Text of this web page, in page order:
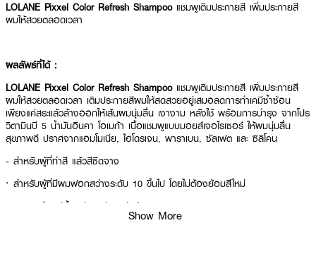
LOLANE Pixxel Color Refresh Shampoo แชมพูเติมประกายสี เพิ่มประกายสี
ผมให้สวยตลอดเวลา
ผลลัพธ์ที่ได้ :
LOLANE Pixxel Color Refresh Shampoo แชมพูเติมประกายสี เพิ่มประกายสี
ผมให้สวยตลอดเวลา เติมประกายสีผมให้สดสวยอยู่เสมอลดการทำเคมีซ้ำซ้อน
เพียงแค่สระแล้วล้างออกให้เส้นผมนุ่มลื่น เงางาม หลังใช้ พร้อมการบำรุง จากโปร
วิตามินบี 5 น้ำมันอินคา โอเมก้า เนื้อแชมพูแบบมอยส์เจอไรเซอร์ ให้ผมนุ่มลื่น
สุขภาพดี ปราศจากแอมโมเนีย, ไฮโดรเจน, พาราเบน, ซัลเฟต และ ซิลิโคน
- สำหรับผู้ที่ทำสี แล้วสีซีดจาง
· สำหรับผู้ที่มีผมฟอกสว่างระดับ 10 ขึ้นไป โดยไม่ต้องย้อมสีใหม่
· ลดการทำเคมีซ้ำ เพียงแค่สระแล้วล้างออก
Show More